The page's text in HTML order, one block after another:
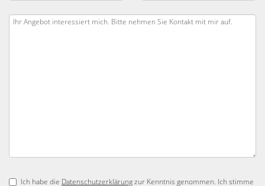
Ich habe die Datenschutzerklärungzur Kenntnis genommen. Ich stimme